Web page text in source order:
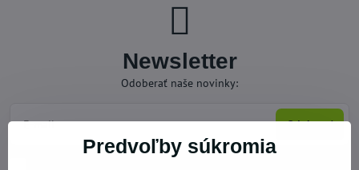
Newsletter
Odoberať naše novinky:
Odoberať
Predvoľby súkromia